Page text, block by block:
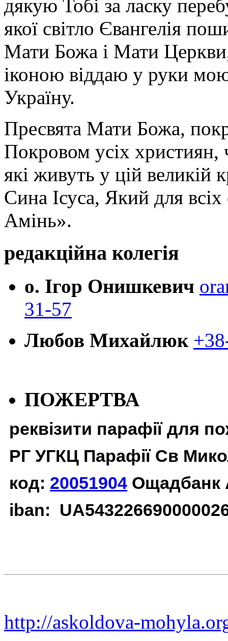
дякую Тобі за ласку
якої світло Євангелія
Мати Божа і Мати
іконою віддаю у руки
Україну.
Пресвята Мати Божа,
Покровом усіх християн,
які живуть у цій великій
Сина Ісуса, Який для
Амінь».
редакційна колегія
о. Ігор Онишкевич
31-57
Любов Михайлюк
ПОЖЕРТВА
реквізити парафії для
РГ УГКЦ Парафії Св
код: 20051904 Ощадбанк
iban:
http://askoldova-